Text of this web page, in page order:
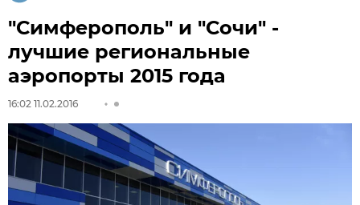
"Симферополь" и "Сочи" -
лучшие региональные
аэропорты 2015 года
16:02 11.02.2016